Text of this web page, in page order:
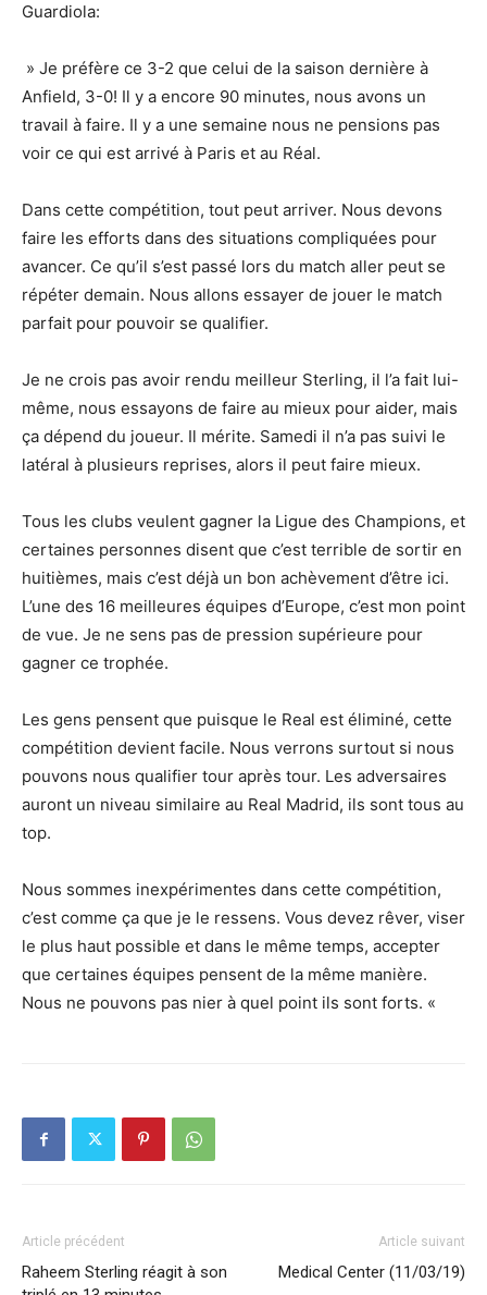
Guardiola:
» Je préfère ce 3-2 que celui de la saison dernière à
Anfield, 3-0! Il y a encore 90 minutes, nous avons un
travail à faire. Il y a une semaine nous ne pensions pas
voir ce qui est arrivé à Paris et au Réal.
Dans cette compétition, tout peut arriver. Nous devons
faire les efforts dans des situations compliquées pour
avancer. Ce qu’il s’est passé lors du match aller peut se
répéter demain. Nous allons essayer de jouer le match
parfait pour pouvoir se qualifier.
Je ne crois pas avoir rendu meilleur Sterling, il l’a fait lui-
même, nous essayons de faire au mieux pour aider, mais
ça dépend du joueur. Il mérite. Samedi il n’a pas suivi le
latéral à plusieurs reprises, alors il peut faire mieux.
Tous les clubs veulent gagner la Ligue des Champions, et
certaines personnes disent que c’est terrible de sortir en
huitièmes, mais c’est déjà un bon achèvement d’être ici.
L’une des 16 meilleures équipes d’Europe, c’est mon point
de vue. Je ne sens pas de pression supérieure pour
gagner ce trophée.
Les gens pensent que puisque le Real est éliminé, cette
compétition devient facile. Nous verrons surtout si nous
pouvons nous qualifier tour après tour. Les adversaires
auront un niveau similaire au Real Madrid, ils sont tous au
top.
Nous sommes inexpérimentes dans cette compétition,
c’est comme ça que je le ressens. Vous devez rêver, viser
le plus haut possible et dans le même temps, accepter
que certaines équipes pensent de la même manière.
Nous ne pouvons pas nier à quel point ils sont forts. «
Article précédent
Raheem Sterling réagit à son
Article suivant
Medical Center (11/03/19)